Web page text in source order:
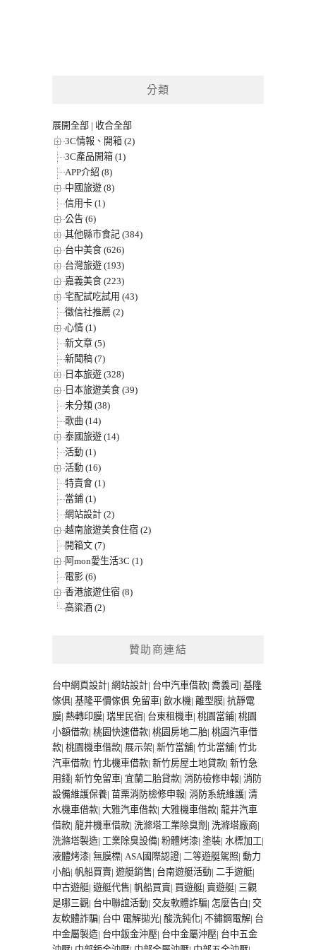
分類
展開全部 | 收合全部
3C情報、開箱 (2)
3C產品開箱 (1)
APP介紹 (8)
中國旅遊 (8)
信用卡 (1)
公告 (6)
其他縣市食記 (384)
台中美食 (626)
台灣旅遊 (193)
嘉義美食 (223)
宅配試吃試用 (43)
徵信社推薦 (2)
心情 (1)
新文章 (5)
新聞稿 (7)
日本旅遊 (328)
日本旅遊美食 (39)
未分類 (38)
歌曲 (14)
泰國旅遊 (14)
活動 (1)
活動 (16)
特賣會 (1)
當鋪 (1)
網站設計 (2)
越南旅遊美食住宿 (2)
開箱文 (7)
阿mon愛生活3C (1)
電影 (6)
香港旅遊住宿 (8)
高粱酒 (2)
贊助商連結
台中網頁設計| 網站設計| 台中汽車借款| 喬義司 | 基隆
傢俱| 基隆平價傢俱 免留車| 飲水機| 離型膜| 抗靜電
膜| 熱轉印膜| 瑞里民宿| 台東租機車| 桃園當鋪| 桃園
小額借款| 桃園快速借款| 桃園房地二胎| 桃園汽車借
款| 桃園機車借款| 展示架| 新竹當舖| 竹北當舖| 竹北
汽車借款| 竹北機車借款| 新竹房屋土地貸款| 新竹急
用錢| 新竹免留車| 宜蘭二胎貸款| 消防檢修申報| 消防
設備維護保養| 苗栗消防檢修申報| 消防系統維護| 清
水機車借款| 大雅汽車借款| 大雅機車借款| 龍井汽車
借款| 龍井機車借款| 洗滌塔工業除臭劑 | 洗滌塔廠商|
洗滌塔製造| 工業除臭設備| 粉體烤漆| 塗裝| 水標加工|
液體烤漆| 無膜標| ASA國際認證| 二等遊艇駕照| 動力
小船| 帆船買賣| 遊艇銷售| 台南遊艇活動| 二手遊艇|
中古遊艇| 遊艇代售| 帆船買賣| 買遊艇| 賣遊艇| 三觀
是哪三觀| 台中聯誼活動| 交友軟體詐騙| 怎麼告白| 交
友軟體詐騙| 台中 電解拋光| 酸洗鈍化| 不鏽鋼電解| 台
中金屬製造| 台中鈑金沖壓| 台中金屬沖壓| 台中五金